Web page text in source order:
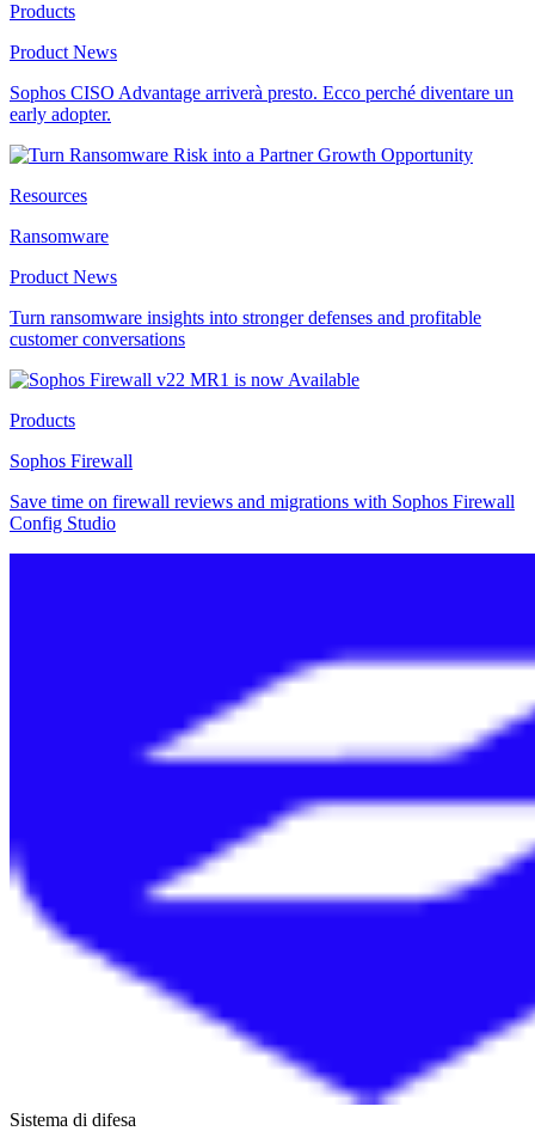
Products
Product News
Sophos CISO Advantage arriverà presto. Ecco perché diventare un
early adopter.
Resources
Ransomware
Product News
Turn ransomware insights into stronger defenses and profitable
customer conversations
Products
Sophos Firewall
Save time on firewall reviews and migrations with Sophos Firewall
Config Studio
Sistema di difesa